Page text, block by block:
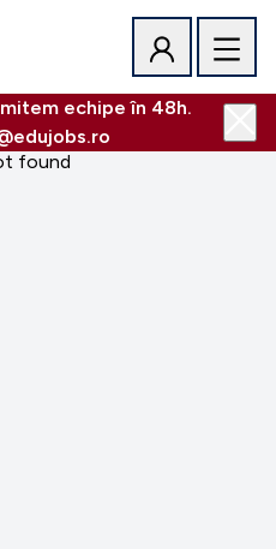
echipe în 48h.
found